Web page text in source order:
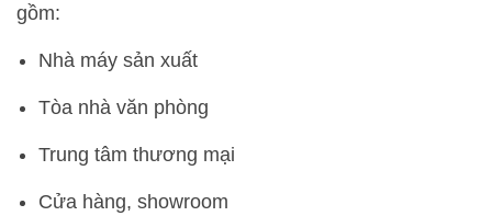
gồm:
Nhà máy sản xuất
Tòa nhà văn phòng
Trung tâm thương mại
Cửa hàng, showroom